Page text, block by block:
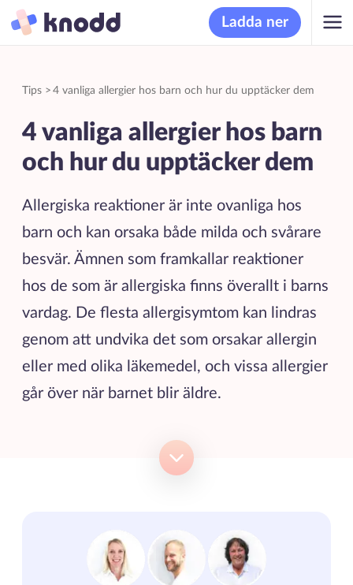
Ladda ner
Tips> 4 vanliga allergier hos barn och hur du upptäcker dem
4 vanliga allergier hos barn
och hur du upptäcker dem
Allergiska reaktioner är inte ovanliga hos
barn och kan orsaka både milda och svårare
besvär. Ämnen som framkallar reaktioner
hos de som är allergiska finns överallt i barns
vardag. De flesta allergisymtom kan lindras
genom att undvika det som orsakar allergin
eller med olika läkemedel, och vissa allergier
går över när barnet blir äldre.